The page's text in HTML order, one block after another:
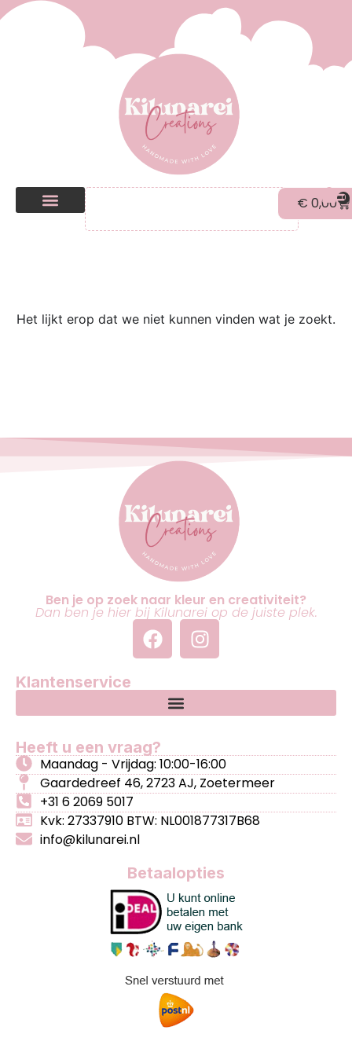
€ 0,00 0
Het lijkt erop dat we niet kunnen vinden wat je zoekt.
Ben je op zoek naar kleur en creativiteit?
Dan ben je hier bij Kilunarei op de juiste plek.
Klantenservice
Heeft u een vraag?
Maandag - Vrijdag: 10:00-16:00
Gaardedreef 46, 2723 AJ, Zoetermeer
+31 6 2069 5017
Kvk: 27337910 BTW: NL001877317B68
info@kilunarei.nl
Betaalopties